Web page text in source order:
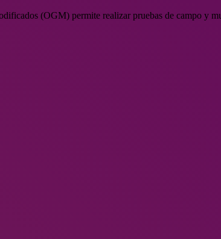
(OGM) permite realizar pruebas de campo y